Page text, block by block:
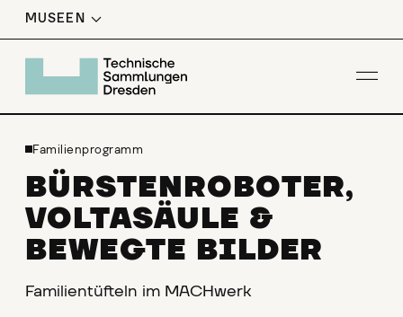
MUSEEN
Familienprogramm
BÜRSTENROBOTER,
VOLTASÄULE &
BEWEGTE BILDER
Familientüfteln im MACHwerk